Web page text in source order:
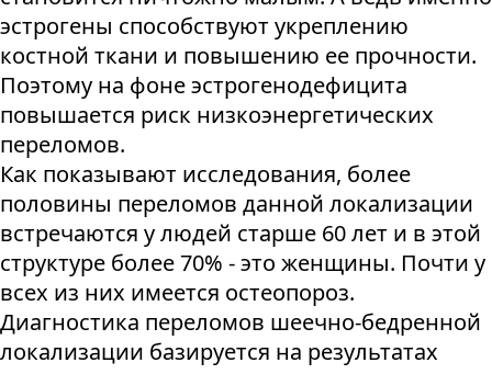
эстрогены способствуют укреплению
костной ткани и повышению ее прочности.
Поэтому на фоне эстрогенодефицита
повышается риск низкоэнергетических
переломов.
Как показывают исследования, более
половины переломов данной локализации
встречаются у людей старше 60 лет и в этой
структуре более 70% - это женщины. Почти у
всех из них имеется остеопороз.
Диагностика переломов шеечно-бедренной
локализации базируется на результатах